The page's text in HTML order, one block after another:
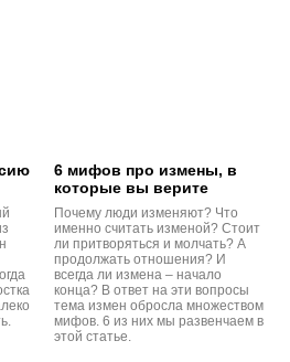
6 мифов про измены, в
которые вы верите
Почему люди изменяют? Что
именно считать изменой? Стоит
ли притворяться и молчать? А
продолжать отношения? И
всегда ли измена – начало
конца? В ответ на эти вопросы
тема измен обросла множеством
мифов. 6 из них мы развенчаем в
этой статье.